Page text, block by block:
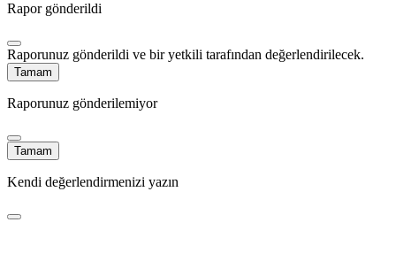
Rapor gönderildi
Raporunuz gönderildi ve bir yetkili tarafından değerlendirilecek.
Tamam
Raporunuz gönderilemiyor
Tamam
Kendi değerlendirmenizi yazın